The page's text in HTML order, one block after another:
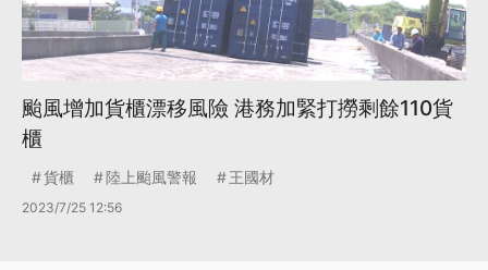
颱風增加貨櫃漂移風險 港務加緊打撈剩餘110貨
櫃
貨櫃 陸上颱風警報 王國材
2023/7/25 12:56